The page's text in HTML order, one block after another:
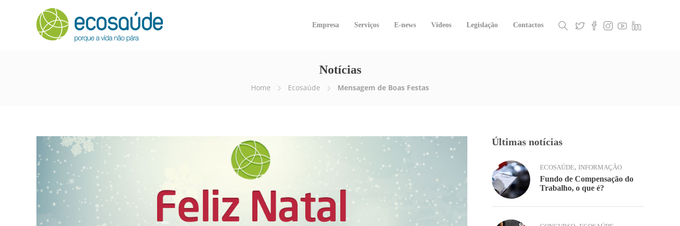
Empresa Serviços E-news Vídeos Legislação Contactos
Notícias
Home Ecosaúde Mensagem de Boas Festas
Últimas notícias
ECOSAÚDE, INFORMAÇÃO
Fundo de Compensação do
Trabalho, o que é?